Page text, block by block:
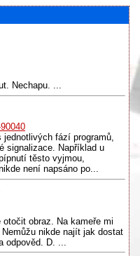
Nechapu. ...
jednotlivých fází programů,
signalizace. Například u
těsto vyjmou,
není napsáno po...
obraz. Na kameře mi
nikde najít jak dostat
D. ...